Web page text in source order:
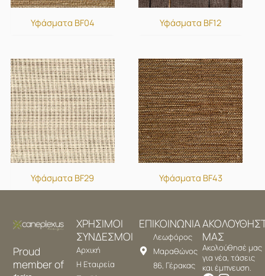
Υφάσματα BF04 Υφάσματα BF12
Υφάσματα BF29 Υφάσματα BF43
Proud
member of
ΧΡΗΣΙΜΟΙ
ΣΥΝΔΕΣΜΟΙ
Αρχική
Η Εταιρεία
ΕΠΙΚΟΙΝΩΝΙΑ
Λεωφόρος
Μαραθώνος
86, Γέρακας
ΜΑΣ
Ακολούθησέ μας
για νέα, τάσεις
και έμπνευση.